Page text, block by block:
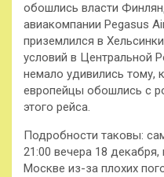
обошлись власти
авиакомпании Pegasus
приземлился в
условий в Центральной
немало удивились тому,
европейцы обошлись с
этого рейса.
Подробности таковы:
21:00 вечера 18
Москве из-за плохих